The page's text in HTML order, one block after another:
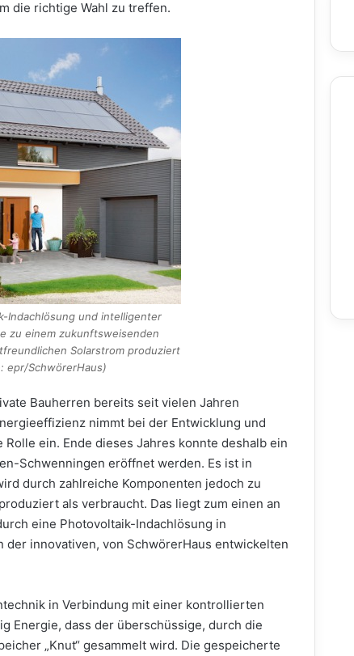
die richtige Wahl zu treffen.
Indachlösung und intelligenter
zu einem zukunftsweisenden
Solarstrom produziert
epr/SchwörerHaus)
Bauherren bereits seit vielen Jahren
nimmt bei der Entwicklung und
Rolle ein. Ende dieses Jahres konnte deshalb ein
Schwenningen eröffnet werden. Es ist in
durch zahlreiche Komponenten jedoch zu
als verbraucht. Das liegt zum einen an
eine Photovoltaik-Indachlösung in
innovativen, von SchwörerHaus entwickelten
in Verbindung mit einer kontrollierten
Energie, dass der überschüssige, durch die
„Knut“ gesammelt wird. Die gespeicherte